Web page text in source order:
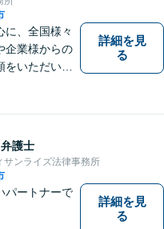
所】
に、全国様々
企業様からの
いただいて
詳細を見
る
弁護士
サンライズ法律事務所
パートナーで
詳細を見
る